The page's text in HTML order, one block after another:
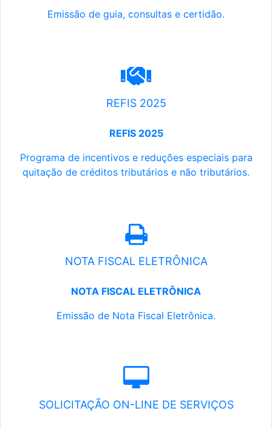
Emissão de guia, consultas e certidão.
REFIS 2025
REFIS 2025
Programa de incentivos e reduções especiais para
quitação de créditos tributários e não tributários.
NOTA FISCAL ELETRÔNICA
NOTA FISCAL ELETRÔNICA
Emissão de Nota Fiscal Eletrônica.
SOLICITAÇÃO ON-LINE DE SERVIÇOS